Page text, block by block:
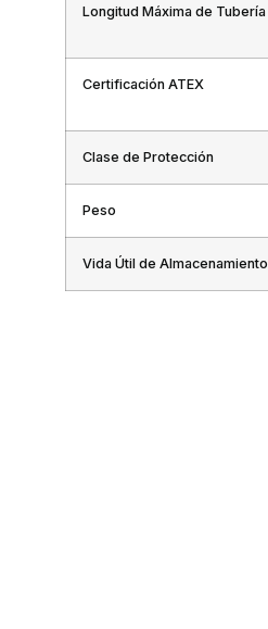
Longitud Máxima de Tubería
Certificación ATEX
Clase de Protección
Peso
Vida Útil de Almacenamiento